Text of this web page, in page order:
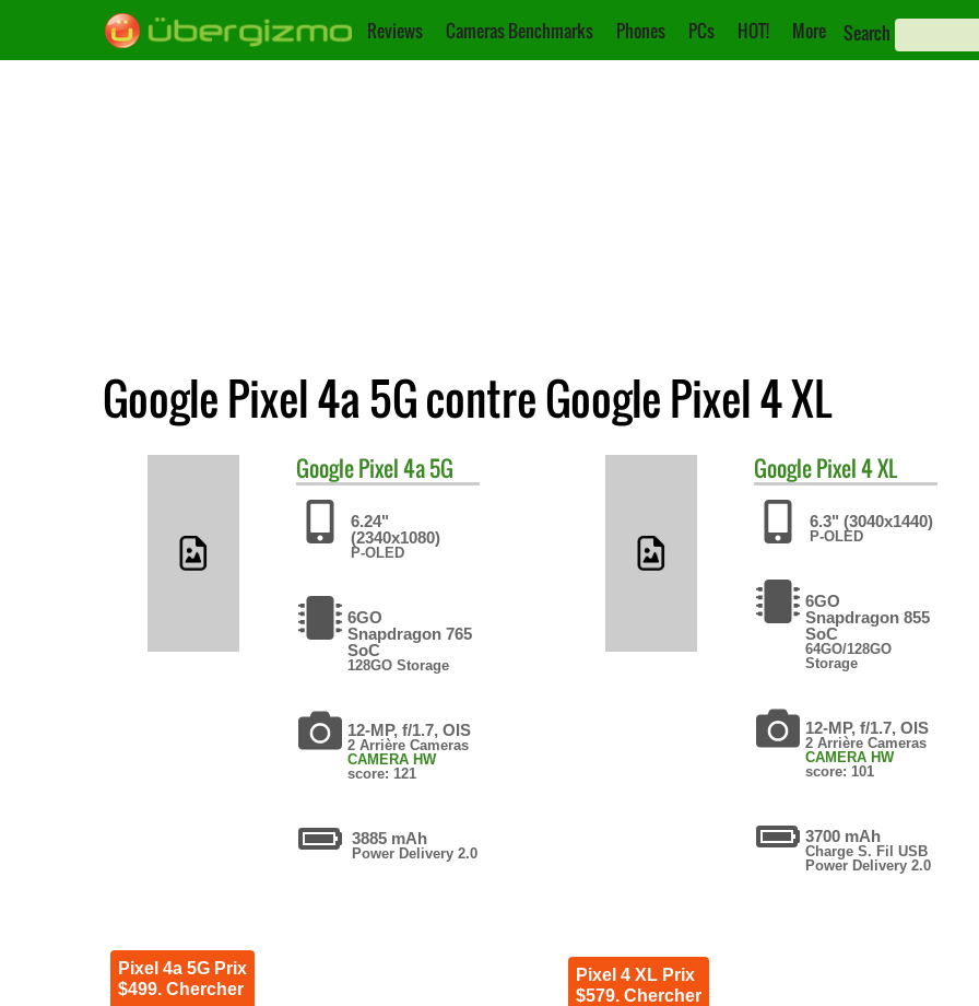
Reviews Cameras Benchmarks Phones PCs HOT! More Search
Google Pixel 4a 5G contre Google Pixel 4 XL
GooglePixel 4a 5G
6.24"
(2340x1080)
P-OLED
6GO
Snapdragon 765
SoC
128GO Storage
12-MP, f/1.7, OIS
2 Arrière Cameras
CAMERA HW
score: 121
3885 mAh
Power Delivery 2.0
Pixel 4a 5G Prix
$499. Chercher
GooglePixel 4 XL
6.3" (3040x1440)
P-OLED
6GO
Snapdragon 855
SoC
64GO/128GO
Storage
12-MP, f/1.7, OIS
2 Arrière Cameras
CAMERA HW
score: 101
3700 mAh
Charge S. Fil USB
Power Delivery 2.0
Pixel 4 XL Prix
$579. Chercher